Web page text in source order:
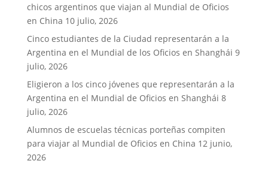
chicos argentinos que viajan al Mundial de Oficios
en China 10 julio, 2026
Cinco estudiantes de la Ciudad representarán a la
Argentina en el Mundial de los Oficios en Shanghái 9
julio, 2026
Eligieron a los cinco jóvenes que representarán a la
Argentina en el Mundial de Oficios en Shanghái 8
julio, 2026
Alumnos de escuelas técnicas porteñas compiten
para viajar al Mundial de Oficios en China 12 junio,
2026